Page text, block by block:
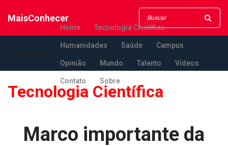
MaisConhecer
Home Tecnologia Científica
Humanidades Saúde Campus
Opinião Mundo Talento Vídeos
Contato Sobre
Tecnologia Científica
Marco importante da